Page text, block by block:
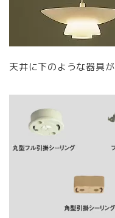
天井に下のような器具